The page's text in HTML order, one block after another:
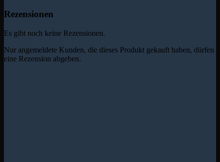
Rezensionen
Es gibt noch keine Rezensionen.
Nur angemeldete Kunden, die dieses Produkt gekauft haben, dürfen
eine Rezension abgeben.